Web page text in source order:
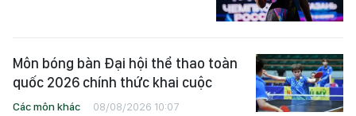
Môn bóng bàn Đại hội thể thao toàn
quốc 2026 chính thức khai cuộc
Các môn khác 08/08/2026 10:07